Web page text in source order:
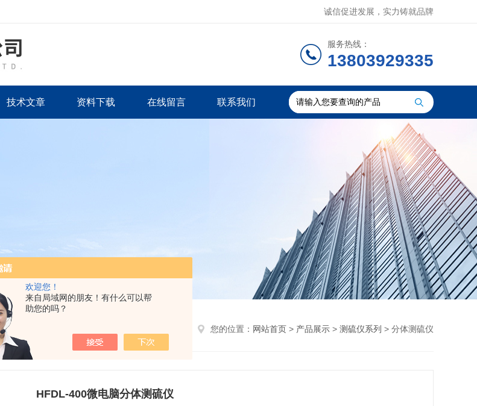
欢迎您！
来自局域网的朋友！有什么可以帮
助您的吗？
诚信促进发展，实力铸就品牌
服务热线：
13803929335
技术文章 资料下载 在线留言 联系我们
您的位置： 网站首页 > 产品展示 > 测硫仪系列 > 分体测硫仪
HFDL-400微电脑分体测硫仪